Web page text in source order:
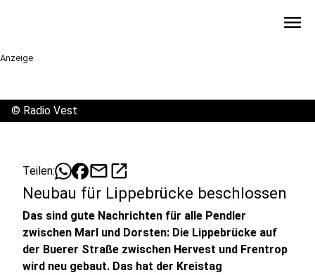
menu
Anzeige
© Radio Vest
Teilen: mailopen_in_new
Neubau für Lippebrücke beschlossen
Das sind gute Nachrichten für alle Pendler
zwischen Marl und Dorsten: Die Lippebrücke auf
der Buerer Straße zwischen Hervest und Frentrop
wird neu gebaut. Das hat der Kreistag